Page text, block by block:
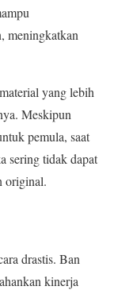
meningkatkan
yang lebih
Meskipun
pemula, saat
sering tidak dapat
original.
drastis. Ban
kinerja